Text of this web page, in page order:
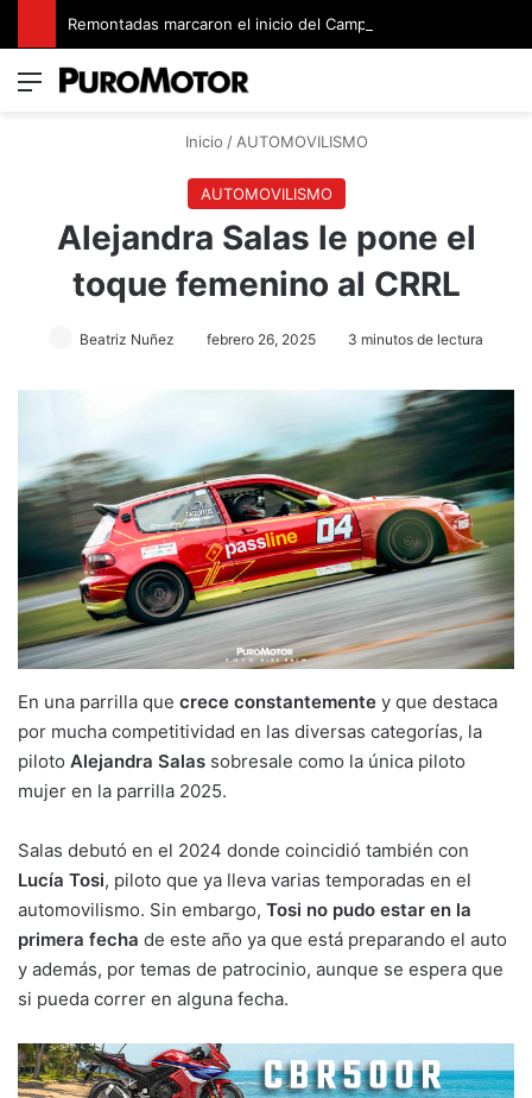
Menú
Inicio / AUTOMOVILISMO
AUTOMOVILISMO
Alejandra Salas le pone el
toque femenino al CRRL
Beatriz Nuñez febrero 26, 2025 3 minutos de lectura
En una parrilla que crece constantemente y que destaca
por mucha competitividad en las diversas categorías, la
piloto Alejandra Salas sobresale como la única piloto
mujer en la parrilla 2025.
Salas debutó en el 2024 donde coincidió también con
Lucía Tosi, piloto que ya lleva varias temporadas en el
automovilismo. Sin embargo, Tosi no pudo estar en la
primera fecha de este año ya que está preparando el auto
y además, por temas de patrocinio, aunque se espera que
si pueda correr en alguna fecha.